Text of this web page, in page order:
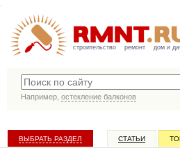
строительство ремонт дом и
Например, остекление балконов
ВЫБРАТЬ РАЗДЕЛ СТАТЬИ